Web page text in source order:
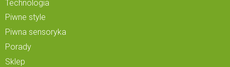
Technologia
Piwne style
Piwna sensoryka
Porady
Sklep